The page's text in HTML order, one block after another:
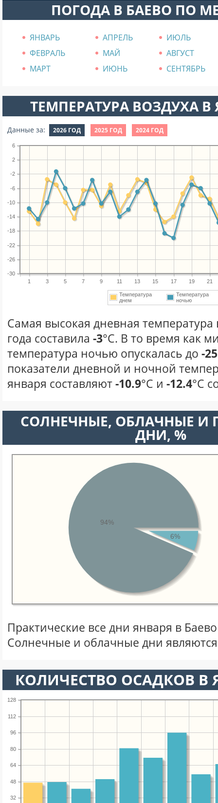
ПОГОДА В БАЕВО ПО
ЯНВАРЬ АПРЕЛЬ
ИЮЛЬ
ФЕВРАЛЬ
МАЙ
АВГУСТ
МАРТ
ИЮНЬ СЕНТЯБРЬ
ТЕМПЕРАТУРА ВОЗДУХА В
Данные за: 2026 ГОД 2025 ГОД 2024 ГОД
1 3 5 7 9 11 13 15 17 19 21
-30
-26
-22
-18
-14
-10
-6
-2
2
6
Температура
днем
Температура
ночью
Самая высокая дневная температура
года составила -3°С. В то время как
температура ночью опускалась до -25
показатели дневной и ночной
января составляют-10.9°С и -12.4°С
CОЛНЕЧНЫЕ, ОБЛАЧНЫЕ И
ДНИ, %
6%
94%
Практические все дни января в
Солнечные и облачные дни
КОЛИЧЕСТВО ОСАДКОВ В
32
48
64
80
96
112
128